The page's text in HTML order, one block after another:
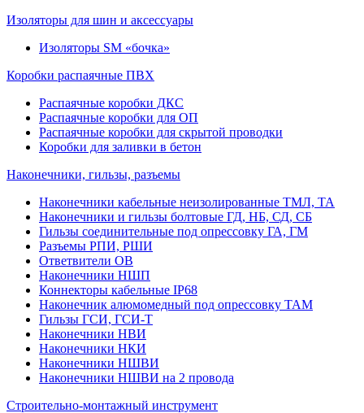
Изоляторы для шин и аксессуары
Изоляторы SM «бочка»
Коробки распаячные ПВХ
Распаячные коробки ДКС
Распаячные коробки для ОП
Распаячные коробки для скрытой проводки
Коробки для заливки в бетон
Наконечники, гильзы, разъемы
Наконечники кабельные неизолированные ТМЛ, ТА
Наконечники и гильзы болтовые ГД, НБ, СД, СБ
Гильзы соединительные под опрессовку ГА, ГМ
Разъемы РПИ, РШИ
Ответвители ОВ
Наконечники НШП
Коннекторы кабельные IP68
Наконечник алюмомедный под опрессовку ТАМ
Гильзы ГСИ, ГСИ-Т
Наконечники НВИ
Наконечники НКИ
Наконечники НШВИ
Наконечники НШВИ на 2 провода
Строительно-монтажный инструмент